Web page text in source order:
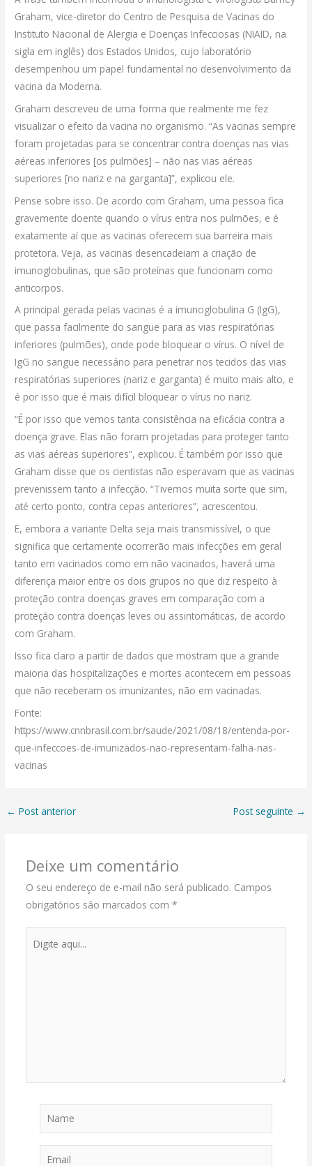
Graham, vice-diretor do Centro de Pesquisa de Vacinas do
Instituto Nacional de Alergia e Doenças Infecciosas (NIAID, na
sigla em inglês) dos Estados Unidos, cujo laboratório
desempenhou um papel fundamental no desenvolvimento da
vacina da Moderna.
Graham descreveu de uma forma que realmente me fez
visualizar o efeito da vacina no organismo. “As vacinas sempre
foram projetadas para se concentrar contra doenças nas vias
aéreas inferiores [os pulmões] – não nas vias aéreas
superiores [no nariz e na garganta]”, explicou ele.
Pense sobre isso. De acordo com Graham, uma pessoa fica
gravemente doente quando o vírus entra nos pulmões, e é
exatamente aí que as vacinas oferecem sua barreira mais
protetora. Veja, as vacinas desencadeiam a criação de
imunoglobulinas, que são proteínas que funcionam como
anticorpos.
A principal gerada pelas vacinas é a imunoglobulina G (IgG),
que passa facilmente do sangue para as vias respiratórias
inferiores (pulmões), onde pode bloquear o vírus. O nível de
IgG no sangue necessário para penetrar nos tecidos das vias
respiratórias superiores (nariz e garganta) é muito mais alto, e
é por isso que é mais difícil bloquear o vírus no nariz.
“É por isso que vemos tanta consistência na eficácia contra a
doença grave. Elas não foram projetadas para proteger tanto
as vias aéreas superiores”, explicou. É também por isso que
Graham disse que os cientistas não esperavam que as vacinas
prevenissem tanto a infecção. “Tivemos muita sorte que sim,
até certo ponto, contra cepas anteriores”, acrescentou.
E, embora a variante Delta seja mais transmissível, o que
significa que certamente ocorrerão mais infecções em geral
tanto em vacinados como em não vacinados, haverá uma
diferença maior entre os dois grupos no que diz respeito à
proteção contra doenças graves em comparação com a
proteção contra doenças leves ou assintomáticas, de acordo
com Graham.
Isso fica claro a partir de dados que mostram que a grande
maioria das hospitalizações e mortes acontecem em pessoas
que não receberam os imunizantes, não em vacinadas.
Fonte:
https://www.cnnbrasil.com.br/saude/2021/08/18/entenda-por-
que-infeccoes-de-imunizados-nao-representam-falha-nas-
vacinas
← Post anterior Post seguinte →
Deixe um comentário
O seu endereço de e-mail não será publicado. Campos
obrigatórios são marcados com *
aqui...
Name